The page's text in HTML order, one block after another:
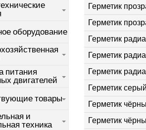
оборудование
питания
двигателей
товары
и
техника
Герметик
Герметик
Герметик
Герметик
Герметик
Герметик
Герметик
Герметик